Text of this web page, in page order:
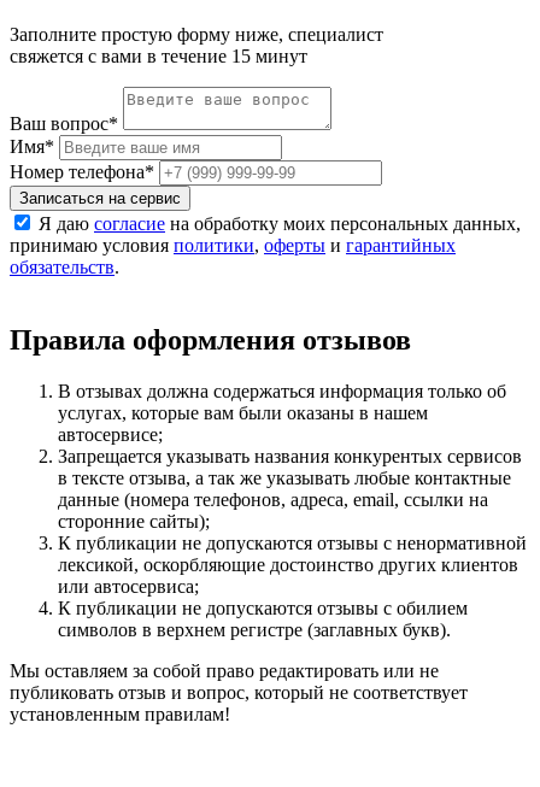
Заполните простую форму ниже, специалист
свяжется с вами в течение 15 минут
Ваш вопрос*
Имя*
Номер телефона*
Записаться на сервис
Я даю согласие на обработку моих персональных данных,
принимаю условия политики, оферты и гарантийных
обязательств.
Правила оформления отзывов
В отзывах должна содержаться информация только об
услугах, которые вам были оказаны в нашем
автосервисе;
Запрещается указывать названия конкурентых сервисов
в тексте отзыва, а так же указывать любые контактные
данные (номера телефонов, адреса, email, ссылки на
сторонние сайты);
К публикации не допускаются отзывы с ненормативной
лексикой, оскорбляющие достоинство других клиентов
или автосервиса;
К публикации не допускаются отзывы с обилием
символов в верхнем регистре (заглавных букв).
Мы оставляем за собой право редактировать или не
публиковать отзыв и вопрос, который не соответствует
установленным правилам!